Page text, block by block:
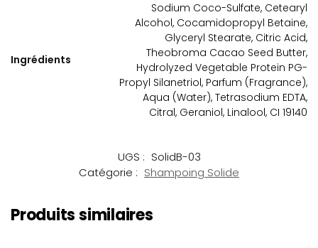
Ingrédients
Sodium Coco-Sulfate, Cetearyl
Alcohol, Cocamidopropyl Betaine,
Glyceryl Stearate, Citric Acid,
Theobroma Cacao Seed Butter,
Hydrolyzed Vegetable Protein PG-
Propyl Silanetriol, Parfum (Fragrance),
Aqua (Water), Tetrasodium EDTA,
Citral, Geraniol, Linalool, CI 19140
UGS : SolidB-03
Catégorie : Shampoing Solide
Produits similaires